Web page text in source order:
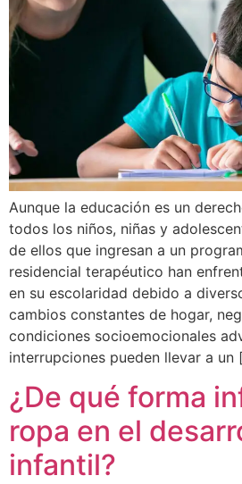
Aunque la educación es un
todos los niños, niñas y
de ellos que ingresan a un
residencial terapéutico han
en su escolaridad debido a
cambios constantes de hogar,
condiciones socioemocionales
interrupciones pueden llevar a un
¿De qué forma
ropa en el
infantil?